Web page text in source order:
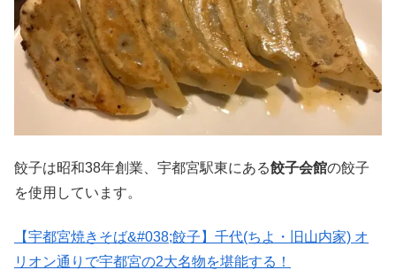
餃子は昭和38年創業、宇都宮駅東にある餃子会館の餃子
を使用しています。
【宇都宮焼きそば&#038;餃子】千代(ちよ・旧山内家) オ
リオン通りで宇都宮の2大名物を堪能する！